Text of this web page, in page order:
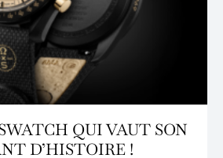
QUI VAUT SON
D’HISTOIRE !